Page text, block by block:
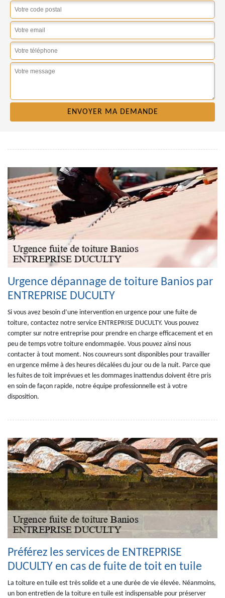
Urgence dépannage de toiture Banios par
ENTREPRISE DUCULTY
Si vous avez besoin d’une intervention en urgence pour une fuite de
toiture, contactez notre service ENTREPRISE DUCULTY. Vous pouvez
compter sur notre entreprise pour prendre en charge efficacement et en
peu de temps votre toiture endommagée. Vous pouvez ainsi nous
contacter à tout moment. Nos couvreurs sont disponibles pour travailler
en urgence même à des heures décalées du jour ou de la nuit. Parce que
les fuites de toit imprévues et les dommages inattendus doivent être pris
en soin de façon rapide, notre équipe professionnelle est à votre
disposition.
Préférez les services de ENTREPRISE
DUCULTY en cas de fuite de toit en tuile
La toiture en tuile est très solide et a une durée de vie élevée. Néanmoins,
un bon entretien de la toiture en tuile est indispensable pour préserver